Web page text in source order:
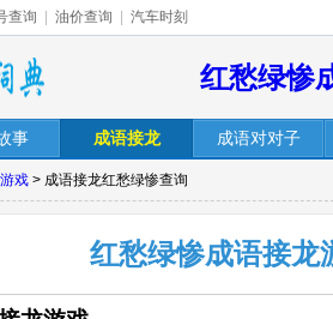
查询 油价查询 汽车时刻
红愁绿惨
事 成语接龙 成语对对子
戏 > 成语接龙红愁绿惨查询
红愁绿惨成语接龙